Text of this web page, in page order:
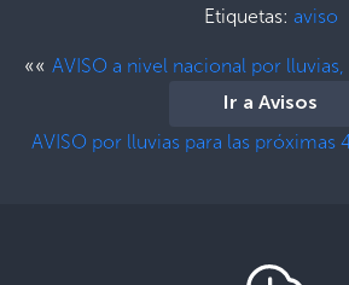
Etiquetas: aviso
«« AVISO a nivel nacional por
Ir a Avisos
AVISO por lluvias para las próximas